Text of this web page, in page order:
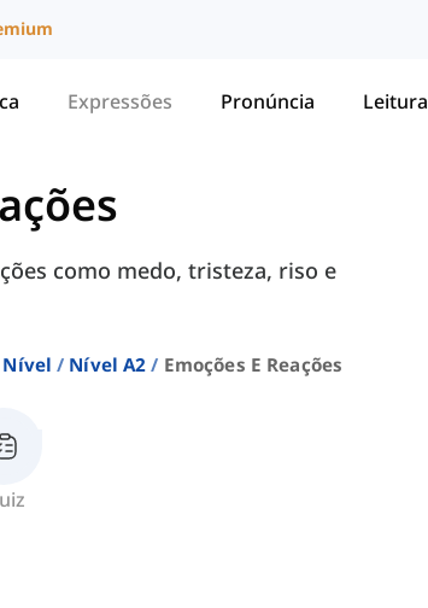
Expressões Pronúncia Leitura
como medo, tristeza, riso e
Nível Nível A2 Emoções E Reações